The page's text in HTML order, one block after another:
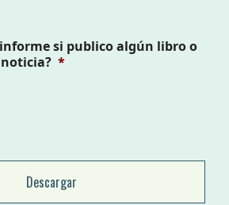
si publico algún libro o
*